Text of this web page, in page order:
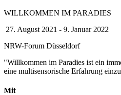
WILLKOMMEN IM PARADIES
27. August 2021 - 9. Januar 2022
NRW-Forum Düsseldorf
"Willkommen im Paradies ist ein
eine multisensorische Erfahrung
Mit